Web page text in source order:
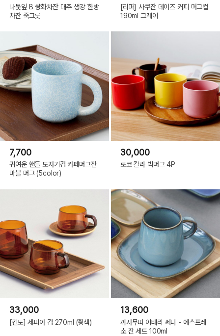
나뭇잎 B 쌍화차잔 대추 생강 한방
차잔 죽그릇
[리퍼] 사쿠잔 데이즈 커피 머그컵
190ml 그레이
7,700
귀여운 핸들 도자기컵 카페머그잔
마블 머그 (5color)
30,000
로코 칼라 빅머그 4P
33,000
[킨토] 세피아 컵 270ml (황색)
13,600
까사무띠 이태리 쎄나 - 에스프레
소 잔 세트 100ml